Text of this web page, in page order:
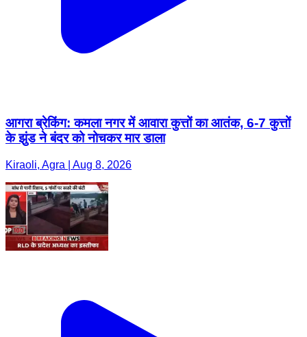
आगरा ब्रेकिंग: कमला नगर में आवारा कुत्तों का आतंक, 6-7 कुत्तों
के झुंड ने बंदर को नोचकर मार डाला
Kiraoli, Agra | Aug 8, 2026